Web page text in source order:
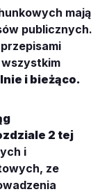
mają
publicznych.
i bieżąco.
2 tej
i
ze